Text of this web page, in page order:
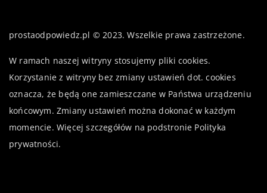
prostaodpowiedz.pl © 2023. Wszelkie prawa zastrzeżone.
W ramach naszej witryny stosujemy pliki cookies.
Korzystanie z witryny bez zmiany ustawień dot. cookies
oznacza, że będą one zamieszczane w Państwa urządzeniu
końcowym. Zmiany ustawień można dokonać w każdym
momencie. Więcej szczegółów na podstronie Polityka
prywatności.